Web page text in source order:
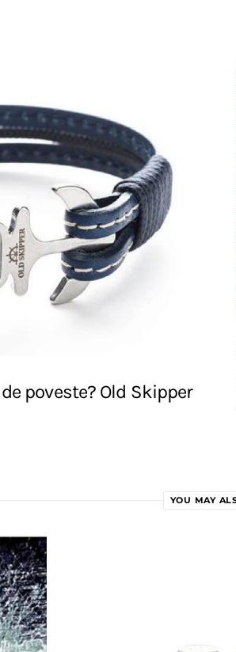
poveste? Old Skipper
YOU MAY